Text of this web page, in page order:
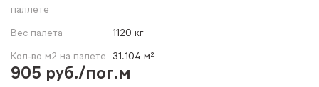
паллете
Вес палета
1120 кг
Кол-во м2 на палете 31.104 м²
905 руб./пог.м